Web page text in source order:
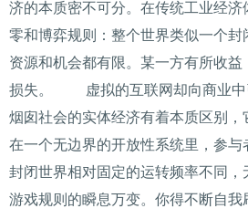
济的本质密不可分。在传统工业经
零和博弈规则：整个世界类似一个封
资源和机会都有限。某一方有所收
损失。 虚拟的互联网却向商业中
烟囱社会的实体经济有着本质区别，
在一个无边界的开放性系统里，参与
封闭世界相对固定的运转频率不同，
游戏规则的瞬息万变。你得不断自我